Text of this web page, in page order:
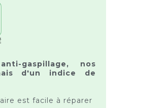
gaspillage, nos
d'un indice de
est facile à réparer